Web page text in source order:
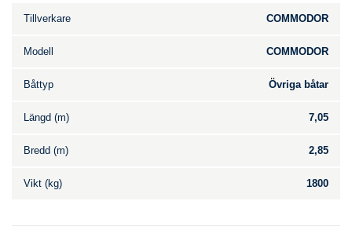
Tillverkare COMMODOR
Modell COMMODOR
Båttyp Övriga båtar
Längd (m) 7,05
Bredd (m) 2,85
Vikt (kg) 1800